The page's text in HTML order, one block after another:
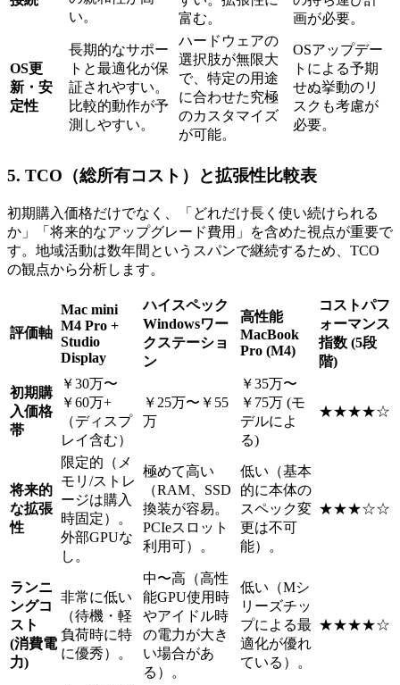
い。
富む。
画が必要。
OS更
新・安
定性
長期的なサポー
トと最適化が保
証されやすい。
比較的動作が予
測しやすい。
ハードウェアの
選択肢が無限大
で、特定の用途
に合わせた究極
のカスタマイズ
が可能。
OSアップデー
トによる予期
せぬ挙動のリ
スクも考慮が
必要。
5. TCO（総所有コスト）と拡張性比較表
初期購入価格だけでなく、「どれだけ長く使い続けられる
か」「将来的なアップグレード費用」を含めた視点が重要で
す。地域活動は数年間というスパンで継続するため、TCO
の観点から分析します。
評価軸
Mac mini
M4 Pro +
Studio
Display
ハイスペック
Windowsワー
クステーショ
ン
高性能
MacBook
Pro (M4)
コストパフ
ォーマンス
指数 (5段
階)
初期購
入価格
帯
￥30万〜
￥60万+
（ディスプ
レイ含む）
￥25万〜￥55
万
￥35万〜
￥75万 (モ
デルによ
る)
★★★★☆
将来的
な拡張
性
限定的（メ
モリ/ストレ
ージは購入
時固定）。
外部GPUな
し。
極めて高い
（RAM、SSD
換装が容易。
PCIeスロット
利用可）。
低い（基本
的に本体の
スペック変
更は不可
能）。
★★★☆☆
ランニ
ングコ
スト
(消費電
力)
非常に低い
（待機・軽
負荷時に特
に優秀）。
中〜高（高性
能GPU使用時
やアイドル時
の電力が大き
い場合があ
る）。
低い（Mシ
リーズチッ
プによる最
適化が優れ
ている）。
★★★★☆